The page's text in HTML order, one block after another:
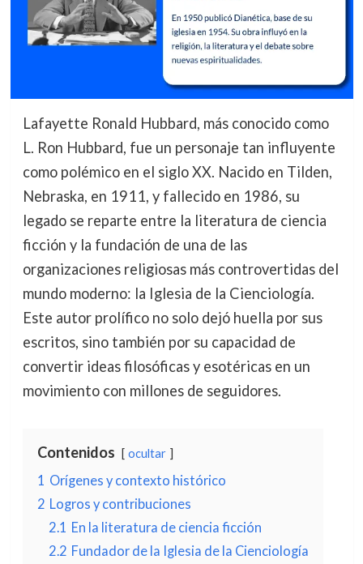
Lafayette Ronald Hubbard, más conocido como
L. Ron Hubbard, fue un personaje tan influyente
como polémico en el siglo XX. Nacido en Tilden,
Nebraska, en 1911, y fallecido en 1986, su
legado se reparte entre la literatura de ciencia
ficción y la fundación de una de las
organizaciones religiosas más controvertidas del
mundo moderno: la Iglesia de la Cienciología.
Este autor prolífico no solo dejó huella por sus
escritos, sino también por su capacidad de
convertir ideas filosóficas y esotéricas en un
movimiento con millones de seguidores.
Contenidos ocultar
1 Orígenes y contexto histórico
2 Logros y contribuciones
2.1 En la literatura de ciencia ficción
2.2 Fundador de la Iglesia de la Cienciología